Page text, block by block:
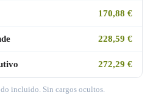
170,88 €
228,59 €
272,29 €
incluido. Sin cargos ocultos.